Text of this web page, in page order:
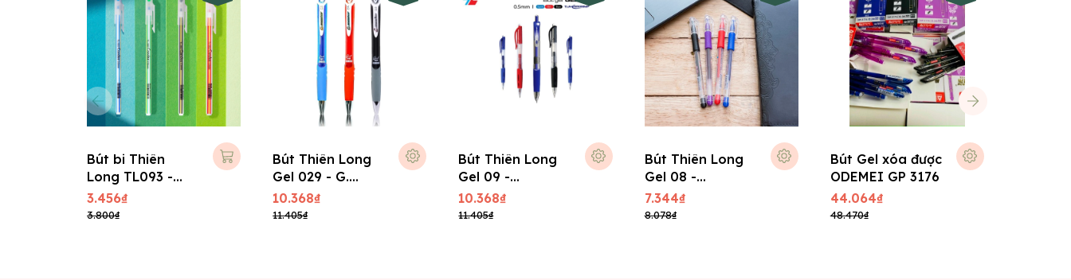
Bút bi Thiên
Long TL093 -
Candee (0,6 mm)
- Xanh
3.456₫
3.800₫
Bút Thiên Long
Gel 029 - G.
Master 0.5mm
10.368₫
11.405₫
Bút Thiên Long
Gel 09 -
Mastership
0.5mm
10.368₫
11.405₫
Bút Thiên Long
Gel 08 -
Sunbeam 0.5mm
7.344₫
8.078₫
Bút Gel xóa được
ODEMEI GP 3176
44.064₫
48.470₫